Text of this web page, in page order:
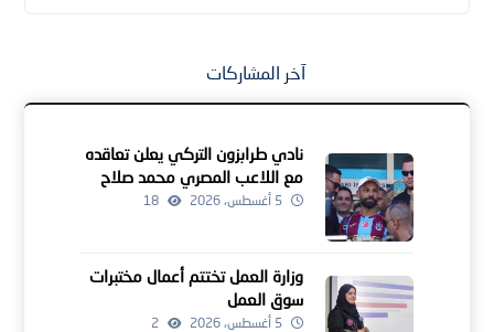
آخر المشاركات
نادي طرابزون التركي يعلن تعاقده
مع اللاعب المصري محمد صلاح
5 أغسطس، 2026 18
وزارة العمل تختتم أعمال مختبرات
سوق العمل
5 أغسطس، 2026 2